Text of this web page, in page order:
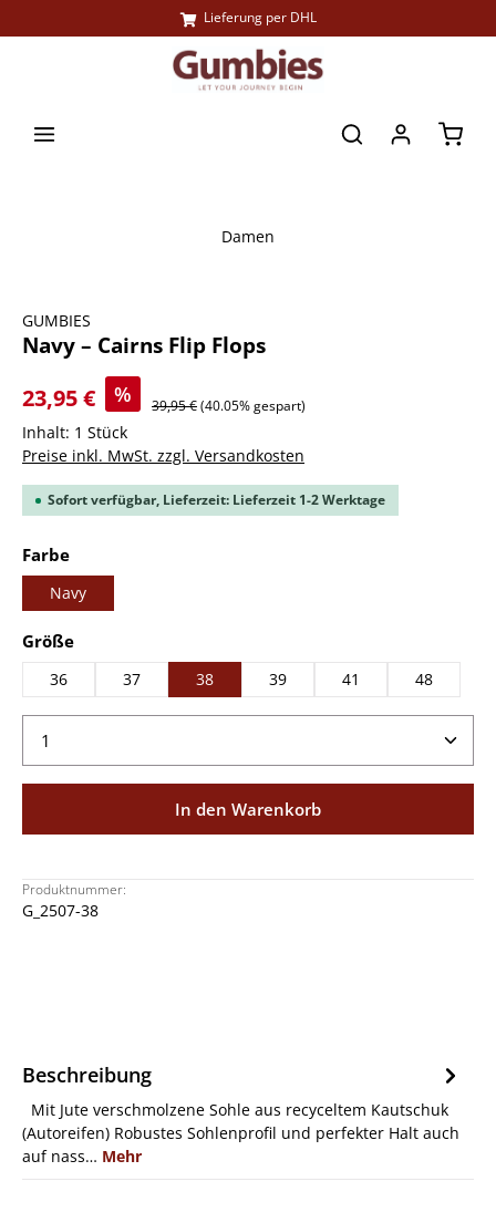
Lieferung per DHL
Damen
GUMBIES
Navy – Cairns Flip Flops
23,95 €
% 39,95 €(40.05% gespart)
Inhalt: 1 Stück
Preise inkl. MwSt. zzgl. Versandkosten
Sofort verfügbar, Lieferzeit: Lieferzeit 1-2 Werktage
Farbeauswählen
Navy
Größeauswählen
36 37 38 39 41 48
Produkt Anzahl: Gib den gewünschten Wert ein
In den Warenkorb
Produktnummer:
G_2507-38
Beschreibung
Mit Jute verschmolzene Sohle aus recyceltem Kautschuk
(Autoreifen) Robustes Sohlenprofil und perfekter Halt auch
auf nass… Mehr